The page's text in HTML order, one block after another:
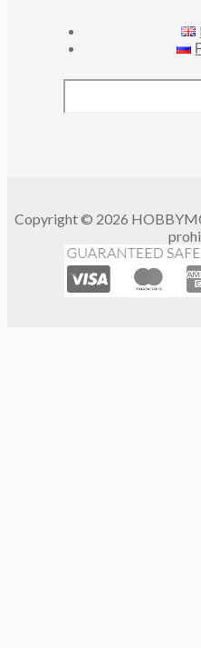
Copyright © 2026